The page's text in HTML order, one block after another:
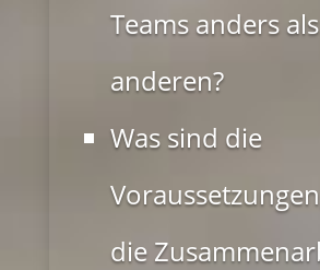
Teams anders
anderen?
Was sind die
die